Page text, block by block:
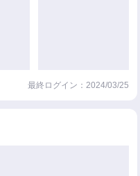
最終ログイン：2024/03/25